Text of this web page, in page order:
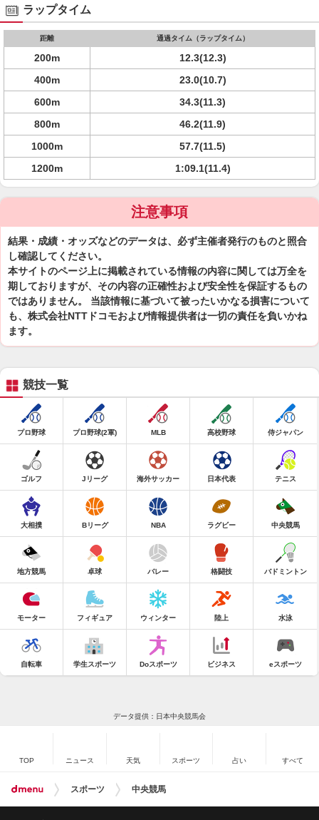
ラップタイム
距離 通過タイム（ラップタイム）
200m
12.3(12.3)
400m
23.0(10.7)
600m
34.3(11.3)
800m
46.2(11.9)
1000m
57.7(11.5)
1200m
1:09.1(11.4)
注意事項
結果・成績・オッズなどのデータは、必ず主催者発行のものと照合
し確認してください。
本サイトのページ上に掲載されている情報の内容に関しては万全を
期しておりますが、その内容の正確性および安全性を保証するもの
ではありません。 当該情報に基づいて被ったいかなる損害について
も、株式会社NTTドコモおよび情報提供者は一切の責任を負いかね
ます。
競技一覧
プロ野球 プロ野球(2軍) MLB 高校野球 侍ジャパン
ゴルフ Jリーグ 海外サッカー 日本代表 テニス
大相撲 Bリーグ NBA ラグビー 中央競馬
地方競馬 卓球 バレー 格闘技 バドミントン
モーター フィギュア ウィンター 陸上 水泳
自転車 学生スポーツ Doスポーツ ビジネス eスポーツ
データ提供：日本中央競馬会
TOP ニュース 天気 スポーツ 占い すべて
スポーツ 中央競馬